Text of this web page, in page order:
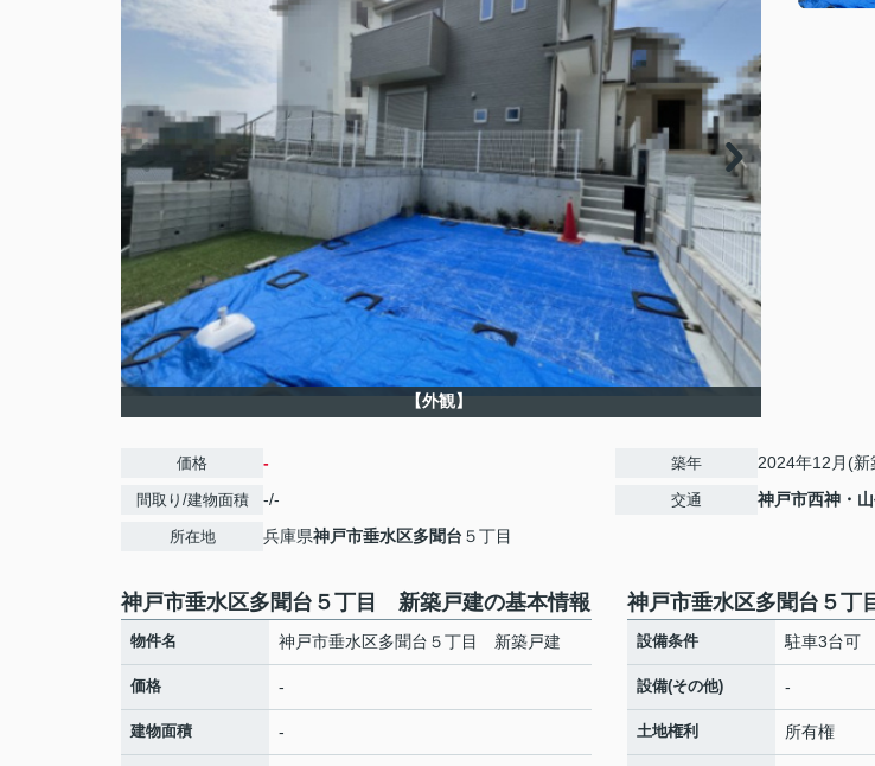
【外観】
価格 -
間取り/建物面積 -/-
所在地 兵庫県神戸市垂水区多聞台 ５丁目
築年 2024年12月(新
交通 神戸市西神・
神戸市垂水区多聞台５丁目 新築戸建の基本情報
物件名 神戸市垂水区多聞台５丁目 新築戸建
価格 -
建物面積 -
神戸市垂水区多聞台５
設備条件 駐車3台可
設備(その他) -
土地権利 所有権